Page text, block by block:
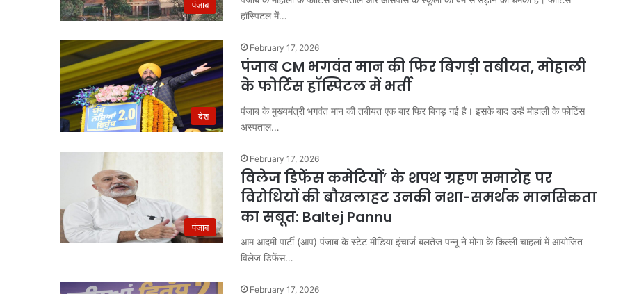
पंजाब
हॉस्पिटल में…
देश
February 17, 2026
पंजाब CM भगवंत मान की फिर बिगड़ी तबीयत, मोहाली
के फोर्टिस हॉस्पिटल में भर्ती
पंजाब के मुख्यमंत्री भगवंत मान की तबीयत एक बार फिर बिगड़ गई है। इसके बाद उन्हें मोहाली के फोर्टिस
अस्पताल…
पंजाब
February 17, 2026
विलेज डिफेंस कमेटियों’ के शपथ ग्रहण समारोह पर
विरोधियों की बौखलाहट उनकी नशा-समर्थक मानसिकता
का सबूत: Baltej Pannu
आम आदमी पार्टी (आप) पंजाब के स्टेट मीडिया इंचार्ज बलतेज पन्नू ने मोगा के किल्ली चाहलां में आयोजित
विलेज डिफेंस…
February 17, 2026
डूब
क्षेत्र
में
अवैध
निर्माण
पर
सख्त
कार्रवाई,
कब्जे
August 5, 2026
कार्रवाई, डीडीए ने हटाए कब्जे
भारी
बारिश
से
हालात
जारी
हुई
होम
August 6, 2026